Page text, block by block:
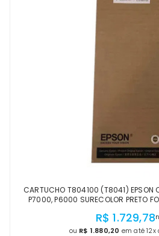
CARTUCHO T804100 (T8041) EPSON
P7000, P6000 SURECOLOR PRETO
R$ 1.729,78
ou R$ 1.880,20 em até 12x